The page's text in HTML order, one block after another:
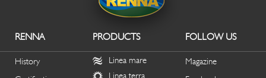
RENNA
History
PRODUCTS
Linea mare
Linea terra
FOLLOW US
Magazine